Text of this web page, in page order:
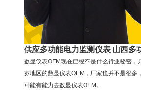
供应多功能电力监测仪表 山西多
数显仪表OEM现在已经不是什么行业秘密
苏地区的数显仪表OEM，厂家也并不是很
可能有能力去数显仪表OEM。